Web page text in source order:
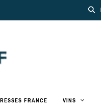
FRANCE VINS